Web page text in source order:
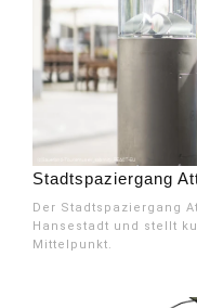
Stadtspaziergang
Der Stadtspaziergang
Hansestadt und stellt
Mittelpunkt.